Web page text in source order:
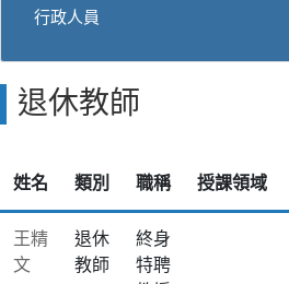
行政人員
退休教師
姓名 類別 職稱 授課領域
王精
文
退休
教師
終身
特聘